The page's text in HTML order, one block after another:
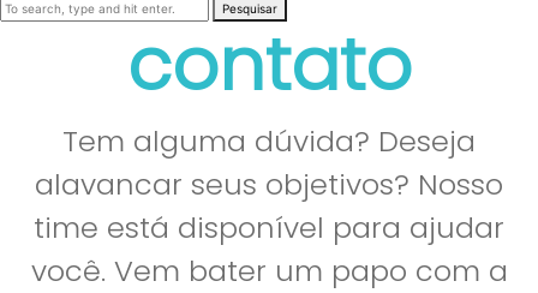
Pesquisar
contato
Tem alguma dúvida? Deseja
alavancar seus objetivos? Nosso
time está disponível para ajudar
você. Vem bater um papo com a